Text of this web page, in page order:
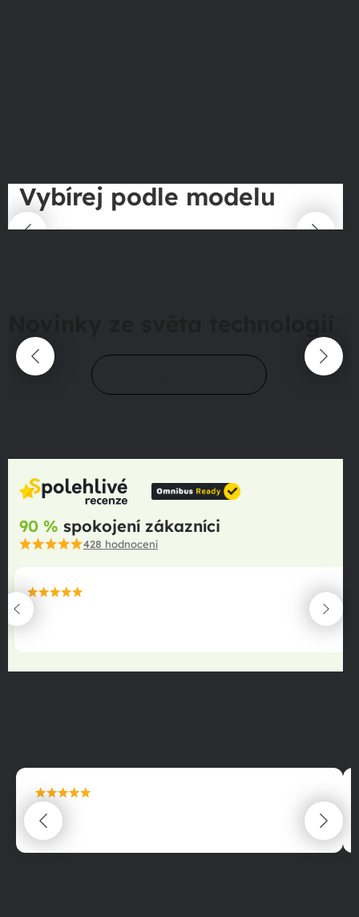
Vybírej podle modelu
90 % spokojení zákazníci
428 hodnocení
maximální spokojenost
22.06.2025
maximální spokojenost
22.06.2025